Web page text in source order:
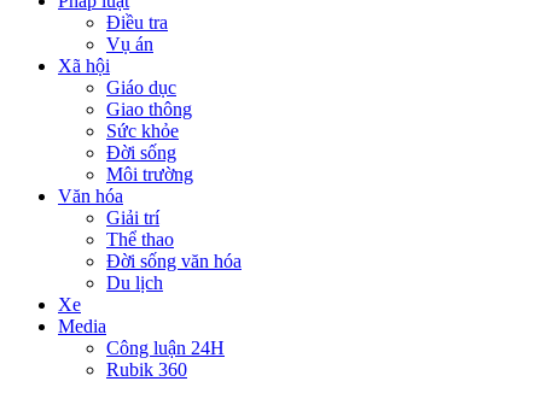
Điều tra
Vụ án
Xã hội
Giáo dục
Giao thông
Sức khỏe
Đời sống
Môi trường
Văn hóa
Giải trí
Thể thao
Đời sống văn hóa
Du lịch
Xe
Media
Công luận 24H
Rubik 360